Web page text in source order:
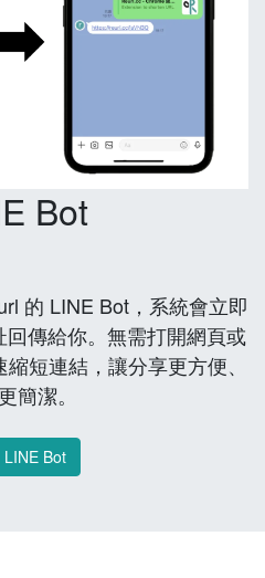
Bot
的 LINE Bot，系統會立即
傳給你。無需打開網頁或
短連結，讓分享更方便、
簡潔。
LINE Bot